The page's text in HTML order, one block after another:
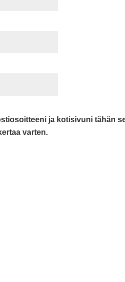
ja kotisivuni tähän
varten.